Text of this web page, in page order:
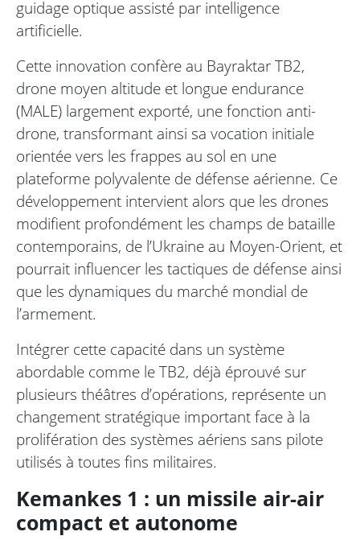
guidage optique assisté par intelligence
artificielle.
Cette innovation confère au Bayraktar TB2,
drone moyen altitude et longue endurance
(MALE) largement exporté, une fonction anti-
drone, transformant ainsi sa vocation initiale
orientée vers les frappes au sol en une
plateforme polyvalente de défense aérienne. Ce
développement intervient alors que les drones
modifient profondément les champs de bataille
contemporains, de l’Ukraine au Moyen-Orient, et
pourrait influencer les tactiques de défense ainsi
que les dynamiques du marché mondial de
l’armement.
Intégrer cette capacité dans un système
abordable comme le TB2, déjà éprouvé sur
plusieurs théâtres d’opérations, représente un
changement stratégique important face à la
prolifération des systèmes aériens sans pilote
utilisés à toutes fins militaires.
Kemankes 1 : un missile air-air
compact et autonome